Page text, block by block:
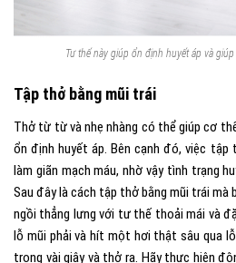
Tư thế này giúp ổn định huyết áp và
Tập thở bằng mũi trái
Thở từ từ và nhẹ nhàng có thể giúp cơ
ổn định huyết áp. Bên cạnh đó, việc
làm giãn mạch máu, nhờ vậy tình trạng
Sau đây là cách tập thở bằng mũi trái
ngồi thẳng lưng với tư thế thoải mái và
lỗ mũi phải và hít một hơi thật sâu qua
trong vài giây và thở ra. Hãy thực hiện